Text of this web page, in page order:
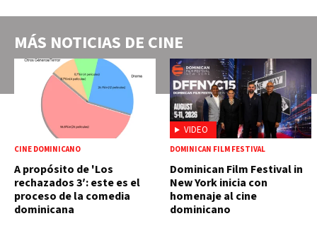
MÁS NOTICIAS DE CINE
CINE DOMINICANO
A propósito de 'Los
rechazados 3′: este es el
proceso de la comedia
dominicana
VIDEO
DOMINICAN FILM FESTIVAL
Dominican Film Festival in
New York inicia con
homenaje al cine
dominicano